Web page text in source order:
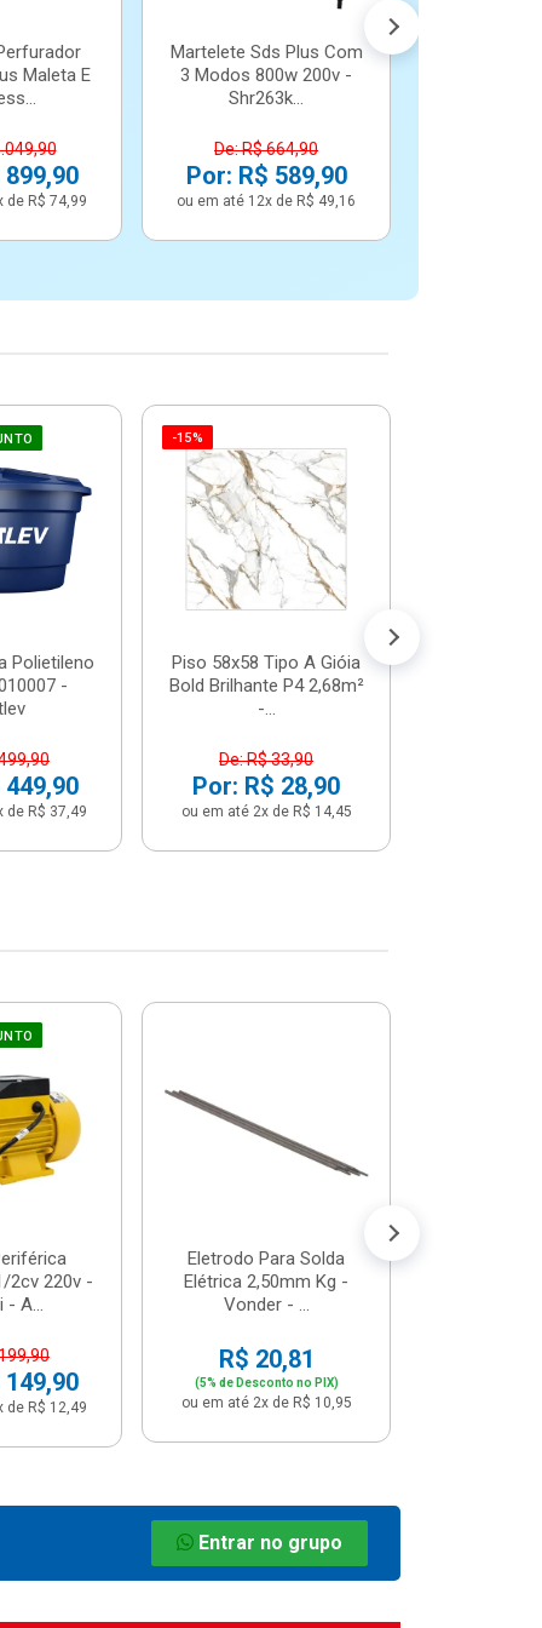
Maleta E
de R$ 74,99
Martelete Sds Plus Com
3 Modos 800w 200v -
Shr263k...
De: R$ 664,90
Por: R$ 589,90
ou em até 12x de R$ 49,16
Polietileno
-
de R$ 37,49
-15%
Piso 58x58 Tipo A Gióia
Bold Brilhante P4 2,68m²
-...
De: R$ 33,90
Por: R$ 28,90
ou em até 2x de R$ 14,45
2cv 220v -
- A...
149,90
de R$ 12,49
Eletrodo Para Solda
Elétrica 2,50mm Kg -
Vonder - ...
R$ 20,81
(5% de Desconto no PIX)
ou em até 2x de R$ 10,95
Entrar no grupo